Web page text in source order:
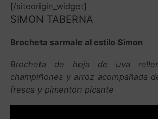
[/siteorigin_widget]
SIMON TABERNA
Brocheta sarmale al estilo Simon
Brocheta de hoja de uva
champiñones y arroz acompañada
fresca y pimentón picante